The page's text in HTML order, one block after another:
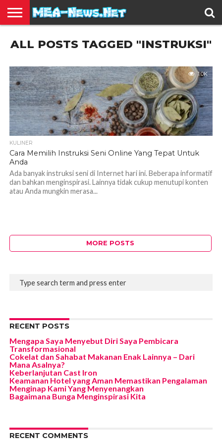
TERBARU
EDUKASI
HIBURAN
INSPIRASI
KESEHATAN
KULINER
OLAH
RAGA
OTOMOTIF
TRAVEL
JUAL
BELI
ALL POSTS TAGGED "INSTRUKSI"
1.0K
KULINER
Cara Memilih Instruksi Seni Online Yang Tepat Untuk
Anda
Ada banyak instruksi seni di Internet hari ini. Beberapa informatif
dan bahkan menginspirasi. Lainnya tidak cukup menutupi konten
atau Anda mungkin merasa...
MORE POSTS
RECENT POSTS
Mengapa Saya Menyebut Diri Saya Pembicara
Transformasional
Cokelat dan Sahabat Makanan Enak Lainnya – Dari
Mana Asalnya?
Keberlanjutan Cast Iron
Keamanan Hotel yang Aman Memastikan Pengalaman
Menginap Kami Yang Menyenangkan
Bagaimana Bunga Menginspirasi Kita
RECENT COMMENTS